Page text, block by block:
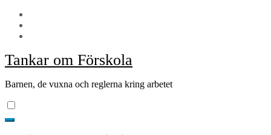
Tankar om Förskola
Barnen, de vuxna och reglerna kring arbetet